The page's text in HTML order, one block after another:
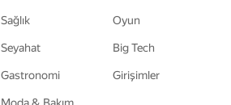
Sağlık
Seyahat
Gastronomi
Oyun
Big Tech
Girişimler